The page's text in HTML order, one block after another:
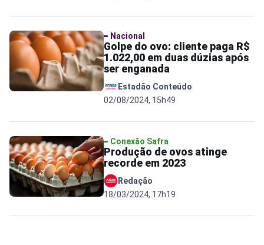
Nacional
Golpe do ovo: cliente paga R$
1.022,00 em duas dúzias após
ser enganada
Estadão Conteúdo
02/08/2024, 15h49
Conexão Safra
Produção de ovos atinge
recorde em 2023
Redação
18/03/2024, 17h19